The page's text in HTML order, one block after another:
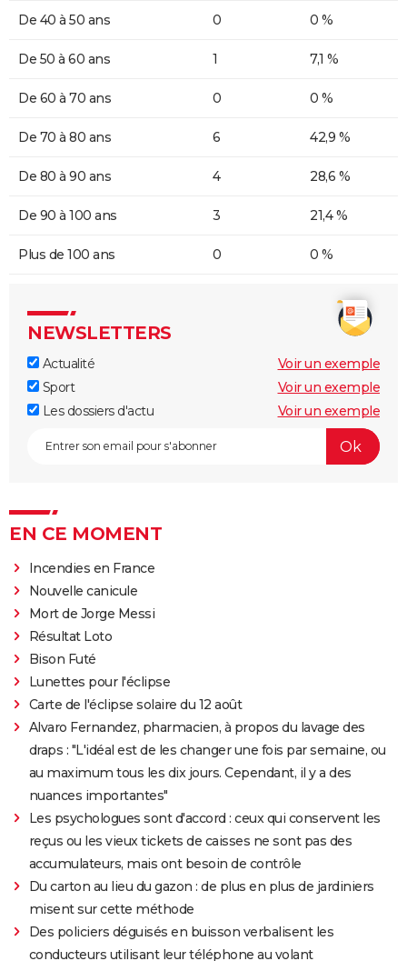
De 40 à 50 ans 0 0 %
De 50 à 60 ans 1 7,1 %
De 60 à 70 ans 0 0 %
De 70 à 80 ans 6 42,9 %
De 80 à 90 ans 4 28,6 %
De 90 à 100 ans 3 21,4 %
Plus de 100 ans 0 0 %
NEWSLETTERS
Actualité
Voir un exemple
Sport
Voir un exemple
Les dossiers d'actu
Voir un exemple
EN CE MOMENT
Incendies en France
Nouvelle canicule
Mort de Jorge Messi
Résultat Loto
Bison Futé
Lunettes pour l'éclipse
Carte de l'éclipse solaire du 12 août
Alvaro Fernandez, pharmacien, à propos du lavage des
draps : "L'idéal est de les changer une fois par semaine, ou
au maximum tous les dix jours. Cependant, il y a des
nuances importantes"
Les psychologues sont d'accord : ceux qui conservent les
reçus ou les vieux tickets de caisses ne sont pas des
accumulateurs, mais ont besoin de contrôle
Du carton au lieu du gazon : de plus en plus de jardiniers
misent sur cette méthode
Des policiers déguisés en buisson verbalisent les
conducteurs utilisant leur téléphone au volant